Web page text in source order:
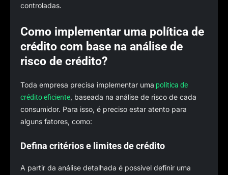
controladas.
Como implementar uma política de
crédito com base na análise de
risco de crédito?
Toda empresa precisa implementar uma política de
crédito eficiente, baseada na análise de risco de cada
consumidor. Para isso, é preciso estar atento para
alguns fatores, como:
Defina critérios e limites de crédito
A partir da análise detalhada é possível definir uma